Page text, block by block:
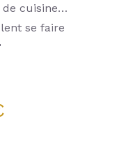
de cuisine…
se faire